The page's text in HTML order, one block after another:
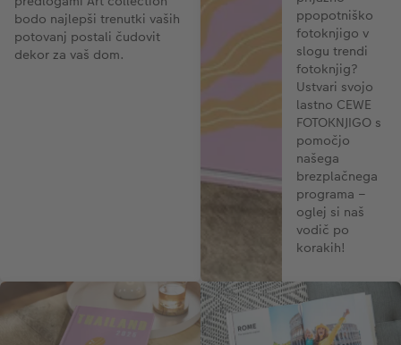
bodo najlepši trenutki vaših
potovanj postali čudovit
dekor za vaš dom.
ppopotniško
fotoknjigo v
slogu trendi
fotoknjig?
Ustvari svojo
lastno CEWE
FOTOKNJIGO s
pomočjo
našega
brezplačnega
programa –
oglej si naš
vodič po
korakih!